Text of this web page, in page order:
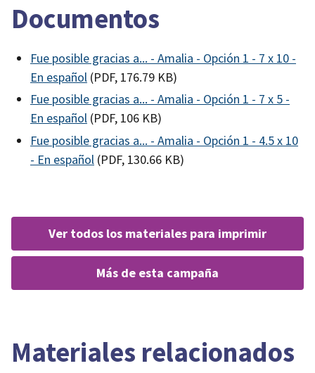
Documentos
Fue posible gracias a... - Amalia - Opción 1 - 7 x 10 -
En español (PDF, 176.79 KB)
Fue posible gracias a... - Amalia - Opción 1 - 7 x 5 -
En español (PDF, 106 KB)
Fue posible gracias a... - Amalia - Opción 1 - 4.5 x 10
- En español (PDF, 130.66 KB)
ver todos los materiales para imprimir
más de esta campaña
Materiales relacionados